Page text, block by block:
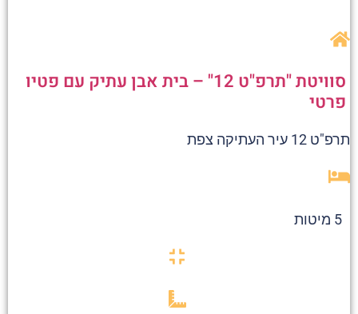
סוויטת "תרפ"ט 12" – בית אבן עתיק עם פטיו
פרטי
תרפ"ט 12 עיר העתיקה צפת
5 מיטות